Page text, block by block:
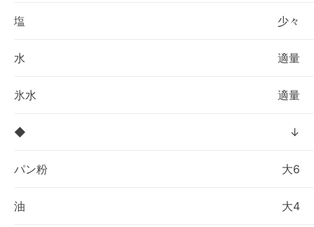
塩 少々
水 適量
氷水 適量
◆ ↓
パン粉 大6
油 大4